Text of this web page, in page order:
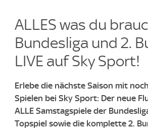
ALLES was du
Bundesliga und 2.
LIVE auf Sky Sport!​
Erlebe die nächste Saison mit
Spielen bei Sky Sport: Der neue
ALLE Samstagspiele der
Topspiel sowie die komplette 2.